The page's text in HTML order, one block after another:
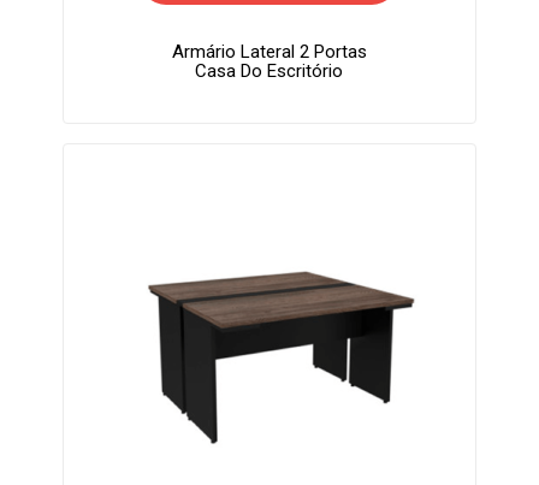
Armário Lateral 2 Portas
Casa Do Escritório